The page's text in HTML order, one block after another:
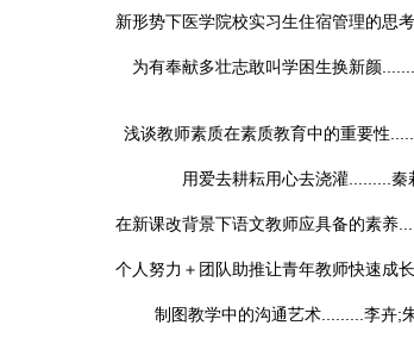
新形势下医学院校实习生住宿管理的思考
为有奉献多壮志敢叫学困生换新颜.........
浅谈教师素质在素质教育中的重要性
用爱去耕耘用心去浇灌......... 秦
在新课改背景下语文教师应具备的素养
个人努力＋团队助推让青年教师快速成长
制图教学中的沟通艺术......... 李卉;